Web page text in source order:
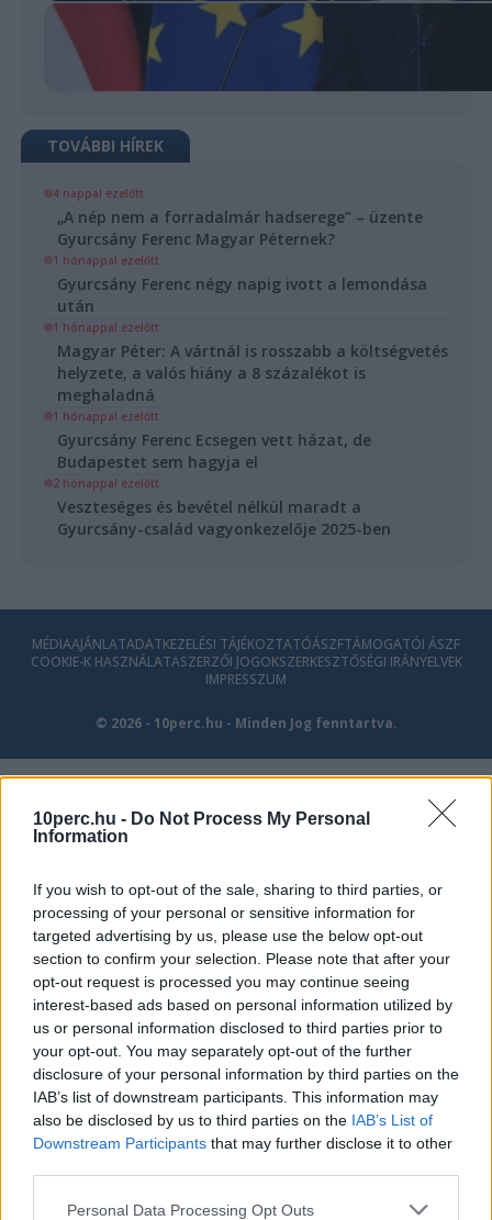
10perc.hu - Do Not Process My Personal
Information
If you wish to opt-out of the sale, sharing to third parties, or
processing of your personal or sensitive information for
targeted advertising by us, please use the below opt-out
section to confirm your selection. Please note that after your
opt-out request is processed you may continue seeing
interest-based ads based on personal information utilized by
us or personal information disclosed to third parties prior to
your opt-out. You may separately opt-out of the further
disclosure of your personal information by third parties on the
IAB’s list of downstream participants. This information may
also be disclosed by us to third parties on the IAB’s List of
Downstream Participants that may further disclose it to other
Personal Data Processing Opt Outs
TOVÁBBI HÍREK
4 nappal ezelőtt
„A nép nem a forradalmár hadserege” – üzente
Gyurcsány Ferenc Magyar Péternek?
1 hónappal ezelőtt
Gyurcsány Ferenc négy napig ivott a lemondása
után
1 hónappal ezelőtt
Magyar Péter: A vártnál is rosszabb a költségvetés
helyzete, a valós hiány a 8 százalékot is
meghaladná
1 hónappal ezelőtt
Gyurcsány Ferenc Ecsegen vett házat, de
Budapestet sem hagyja el
2 hónappal ezelőtt
Veszteséges és bevétel nélkül maradt a
Gyurcsány-család vagyonkezelője 2025-ben
MÉDIAAJÁNLATADATKEZELÉSI TÁJÉKOZTATÓÁSZFTÁMOGATÓI ÁSZF
COOKIE-K HASZNÁLATASZERZŐI JOGOKSZERKESZTŐSÉGI IRÁNYELVEK
IMPRESSZUM
© 2026 - 10perc.hu - Minden Jog fenntartva.